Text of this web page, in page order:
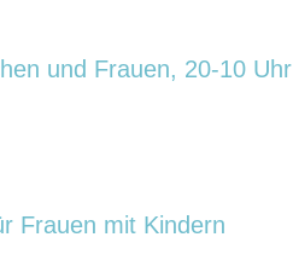
und Frauen, 20-10 Uhr
Frauen mit Kindern